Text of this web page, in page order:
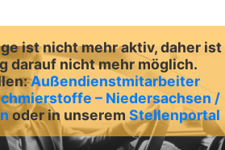
ist nicht mehr aktiv, daher ist
darauf nicht mehr möglich.
Außendienstmitarbeiter
– Niedersachsen /
oder in unserem Stellenportal